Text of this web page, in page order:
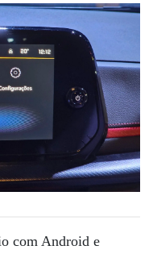
com Android e